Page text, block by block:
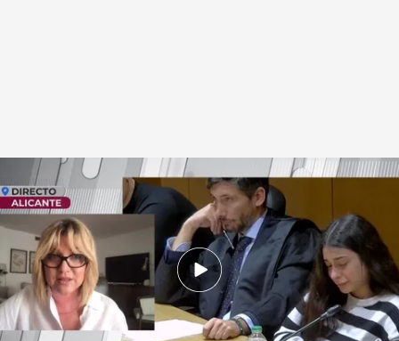
Conectamos con Úrsula Perona
En boca de todos
07 NOV 2024 - 14:20h.
El pasado martes se celebró una nueva vista
por el asesinato de Samuel Luiz